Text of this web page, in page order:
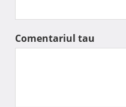
Comentariul tau